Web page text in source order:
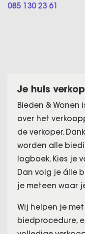
085 130 23 61
Je huis
Bieden & Wonen
over het
de verkoper.
worden alle
logboek. Kies je
Dan volg je álle
je meteen waar
Wij helpen je
biedprocedure,